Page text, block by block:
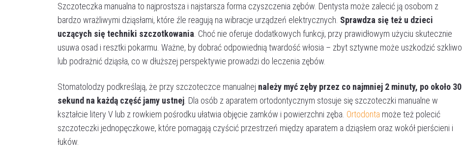
Szczoteczka manualna to najprostsza i najstarsza forma czyszczenia zębów. Dentysta może zalecić ją osobom z
bardzo wrażliwymi dziąsłami, które źle reagują na wibracje urządzeń elektrycznych. Sprawdza się też u dzieci
uczących się techniki szczotkowania . Choć nie oferuje dodatkowych funkcji, przy prawidłowym użyciu skutecznie
usuwa osad i resztki pokarmu. Ważne, by dobrać odpowiednią twardość włosia – zbyt sztywne może uszkodzić szkliwo
lub podrażnić dziąsła, co w dłuższej perspektywie prowadzi do leczenia zębów.
Stomatolodzy podkreślają, że przy szczoteczce manualnej należy myć zęby przez co najmniej 2 minuty, po około 30
sekund na każdą część jamy ustnej . Dla osób z aparatem ortodontycznym stosuje się szczoteczki manualne w
kształcie litery V lub z rowkiem pośrodku ułatwia objęcie zamków i powierzchni zęba. Ortodonta może też polecić
szczoteczki jednopęczkowe, które pomagają czyścić przestrzeń między aparatem a dziąsłem oraz wokół pierścieni i
łuków.